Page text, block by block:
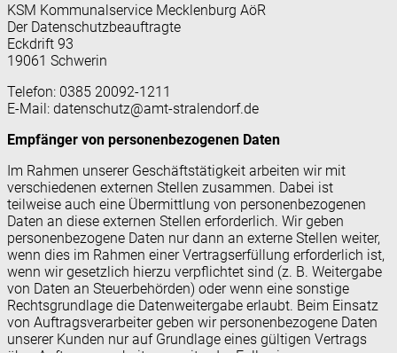
KSM Kommunalservice Mecklenburg AöR
Der Datenschutzbeauftragte
Eckdrift 93
19061 Schwerin
Telefon: 0385 20092-1211
E-Mail: datenschutz@amt-stralendorf.de
Empfänger von personenbezogenen Daten
Im Rahmen unserer Geschäftstätigkeit arbeiten wir mit
verschiedenen externen Stellen zusammen. Dabei ist
teilweise auch eine Übermittlung von personenbezogenen
Daten an diese externen Stellen erforderlich. Wir geben
personenbezogene Daten nur dann an externe Stellen weiter,
wenn dies im Rahmen einer Vertragserfüllung erforderlich ist,
wenn wir gesetzlich hierzu verpflichtet sind (z. B. Weitergabe
von Daten an Steuerbehörden) oder wenn eine sonstige
Rechtsgrundlage die Datenweitergabe erlaubt. Beim Einsatz
von Auftragsverarbeiter geben wir personenbezogene Daten
unserer Kunden nur auf Grundlage eines gültigen Vertrags